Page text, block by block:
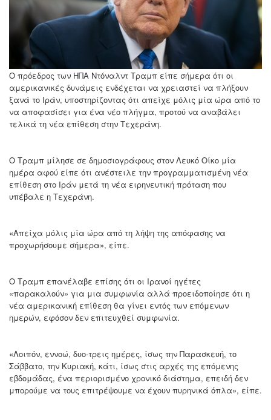
Ο πρόεδρος των ΗΠΑ Ντόναλντ Τραμπ είπε σήμερα ότι οι
αμερικανικές δυνάμεις ενδέχεται να χρειαστεί να πλήξουν
ξανά το Ιράν, υποστηρίζοντας ότι απείχε μόλις μία ώρα από το
να αποφασίσει για ένα νέο πλήγμα, προτού να αναβάλει
τελικά τη νέα επίθεση στην Τεχεράνη.
Ο Τραμπ μίλησε σε δημοσιογράφους στον Λευκό Οίκο μία
ημέρα αφού είπε ότι ανέστειλε την προγραμματισμένη νέα
επίθεση στο Ιράν μετά τη νέα ειρηνευτική πρόταση που
υπέβαλε η Τεχεράνη.
«Απείχα μόλις μία ώρα από τη λήψη της απόφασης να
προχωρήσουμε σήμερα», είπε.
Ο Τραμπ επανέλαβε επίσης ότι οι Ιρανοί ηγέτες
«παρακαλούν» για μια συμφωνία αλλά προειδοποίησε ότι η
νέα αμερικανική επίθεση θα γίνει εντός των επόμενων
ημερών, εφόσον δεν επιτευχθεί συμφωνία.
«Λοιπόν, εννοώ, δυο-τρεις ημέρες, ίσως την Παρασκευή, το
Σάββατο, την Κυριακή, κάτι, ίσως στις αρχές της επόμενης
εβδομάδας, ένα περιορισμένο χρονικό διάστημα, επειδή δεν
μπορούμε να τους επιτρέψουμε να έχουν πυρηνικά όπλα», είπε.